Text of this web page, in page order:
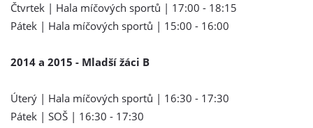
Čtvrtek | Hala míčových sportů | 17:00 - 18:15
Pátek | Hala míčových sportů | 15:00 - 16:00
2014 a 2015 - Mladší žáci B
Úterý | Hala míčových sportů | 16:30 - 17:30
Pátek | SOŠ | 16:30 - 17:30